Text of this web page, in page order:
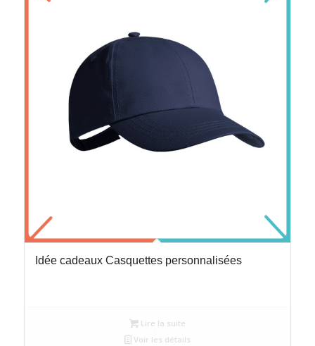
Idée cadeaux Casquettes personnalisées
Lire la suite
Voir les détails